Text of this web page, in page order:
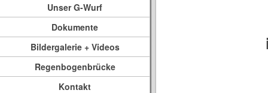
Unser G-Wurf
Dokumente
Bildergalerie + Videos
Regenbogenbrücke
Kontakt